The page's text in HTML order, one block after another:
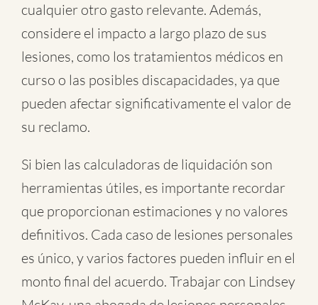
cualquier otro gasto relevante. Además,
considere el impacto a largo plazo de sus
lesiones, como los tratamientos médicos en
curso o las posibles discapacidades, ya que
pueden afectar significativamente el valor de
su reclamo.
Si bien las calculadoras de liquidación son
herramientas útiles, es importante recordar
que proporcionan estimaciones y no valores
definitivos. Cada caso de lesiones personales
es único, y varios factores pueden influir en el
monto final del acuerdo. Trabajar con Lindsey